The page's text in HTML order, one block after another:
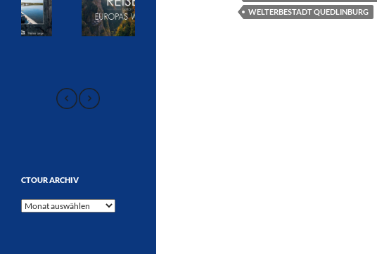
WELTERBESTADT QUEDLINBURG
CTOUR ARCHIV
CTOUR